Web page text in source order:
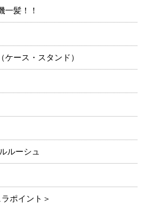
一髪！！
ース・スタンド）
ルーシュ
ポイント＞